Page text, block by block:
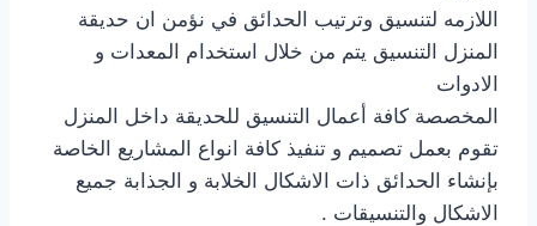
اللازمه لتنسيق وترتيب الحدائق في نؤمن ان حديقة
المنزل التنسيق يتم من خلال استخدام المعدات و
الادوات
المخصصة كافة أعمال التنسيق للحديقة داخل المنزل
تقوم بعمل تصميم و تنفيذ كافة انواع المشاريع الخاصة
بإنشاء الحدائق ذات الاشكال الخلابة و الجذابة جميع
الاشكال والتنسيقات .